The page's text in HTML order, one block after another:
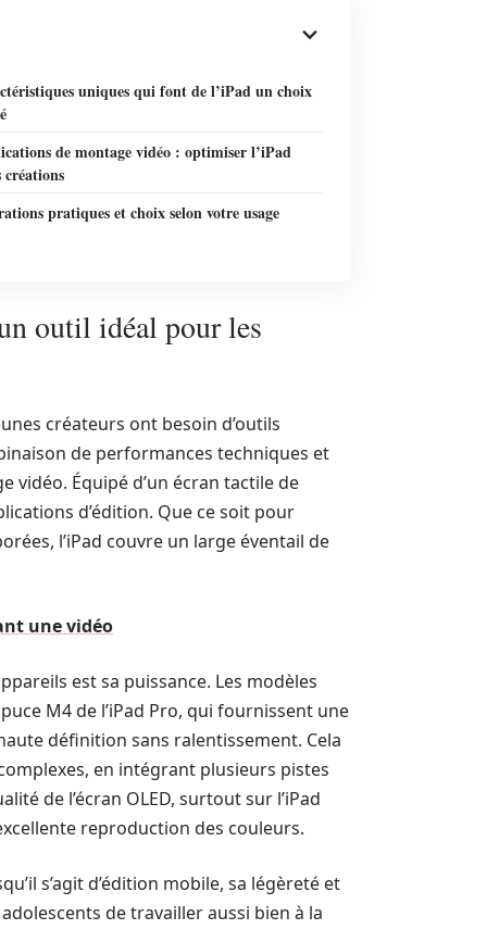
uniques qui font de l’iPad un choix
de montage vidéo : optimiser l’iPad
créations
pratiques et choix selon votre usage
outil idéal pour les
créateurs ont besoin d’outils
de performances techniques et
vidéo. Équipé d’un écran tactile de
d’édition. Que ce soit pour
l’iPad couvre un large éventail de
une vidéo
est sa puissance. Les modèles
M4 de l’iPad Pro, qui fournissent une
définition sans ralentissement. Cela
en intégrant plusieurs pistes
de l’écran OLED, surtout sur l’iPad
reproduction des couleurs.
s’agit d’édition mobile, sa légèreté et
de travailler aussi bien à la